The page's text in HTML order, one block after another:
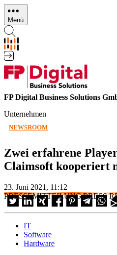
Direkt
zum
Inhalt
Menü
FP Digital Business Solutions
Unternehmen
NEWSROOM
Zwei erfahrene
Claimsoft kooperiert
23. Juni 2021, 11:12
PRESSEMITTEILUNG/PRESS
IT
Software
Hardware